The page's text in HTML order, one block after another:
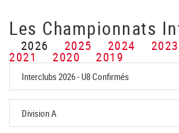
Les Championnats
2026 2025 2024 2023
2021 2020 2019